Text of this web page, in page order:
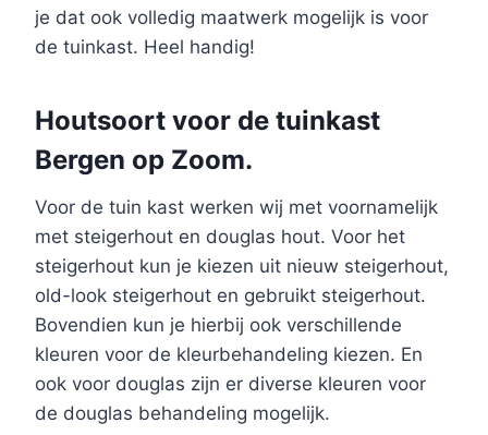
je dat ook volledig maatwerk mogelijk is voor
de tuinkast. Heel handig!
Houtsoort voor de tuinkast
Bergen op Zoom.
Voor de tuin kast werken wij met voornamelijk
met steigerhout en douglas hout. Voor het
steigerhout kun je kiezen uit nieuw steigerhout,
old-look steigerhout en gebruikt steigerhout.
Bovendien kun je hierbij ook verschillende
kleuren voor de kleurbehandeling kiezen. En
ook voor douglas zijn er diverse kleuren voor
de douglas behandeling mogelijk.